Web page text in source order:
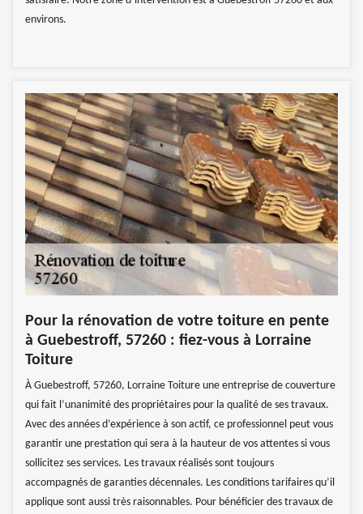
environs.
Pour la rénovation de votre toiture en pente
à Guebestroff, 57260 : fiez-vous à Lorraine
Toiture
À Guebestroff, 57260, Lorraine Toiture une entreprise de couverture
qui fait l’unanimité des propriétaires pour la qualité de ses travaux.
Avec des années d’expérience à son actif, ce professionnel peut vous
garantir une prestation qui sera à la hauteur de vos attentes si vous
sollicitez ses services. Les travaux réalisés sont toujours
accompagnés de garanties décennales. Les conditions tarifaires qu’il
applique sont aussi très raisonnables. Pour bénéficier des travaux de